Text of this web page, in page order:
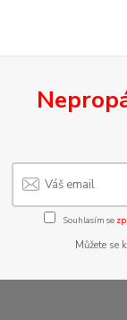
Souhlasím se
Můžete